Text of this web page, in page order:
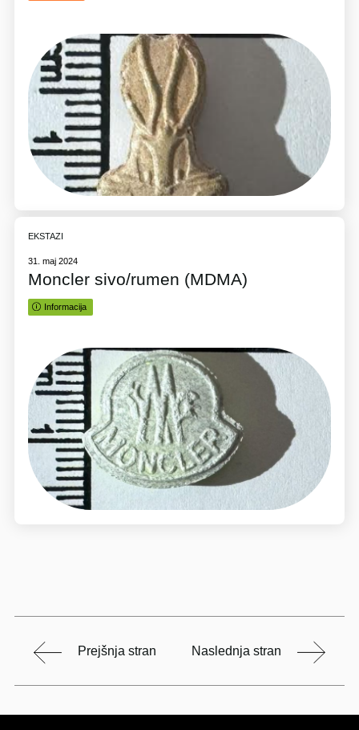
EKSTAZI
31. maj 2024
Moncler sivo/rumen (MDMA)
Informacija
Prejšnja stran Naslednja stran